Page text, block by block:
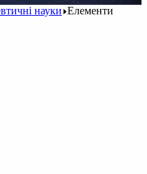
науки Елементи